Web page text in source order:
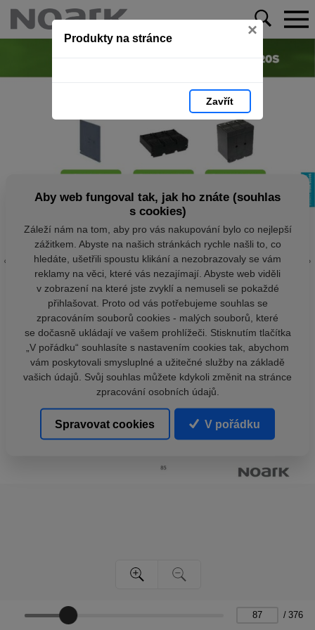
Produkty na stránce ×
Zavřít
/ 376
Aby web fungoval tak, jak ho znáte (souhlas
s cookies)
Záleží nám na tom, aby pro vás nakupování bylo co nejlepší
zážitkem. Abyste na našich stránkách rychle našli to, co
hledáte, ušetřili spoustu klikání a nezobrazovaly se vám
reklamy na věci, které vás nezajímají. Abyste web viděli
v zobrazení na které jste zvyklí a nemuseli se pokaždé
přihlašovat. Proto od vás potřebujeme souhlas se
zpracováním souborů cookies - malých souborů, které
se dočasně ukládají ve vašem prohlížeči. Stisknutím tlačítka
„V pořádku“ souhlasíte s nastavením cookies tak, abychom
vám poskytovali smysluplné a užitečné služby na základě
vašich údajů. Svůj souhlas můžete kdykoli změnit na stránce
zpracování osobních údajů.
Spravovat cookies V pořádku